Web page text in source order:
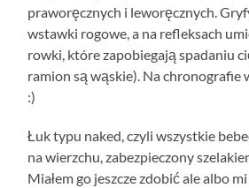
praworęcznych i leworęcznych.
wstawki rogowe, a na refleksach
rowki, które zapobiegają spadaniu
ramion są wąskie). Na chronografie
:)
Łuk typu naked, czyli wszystkie
na wierzchu, zabezpieczony
Miałem go jeszcze zdobić ale albo